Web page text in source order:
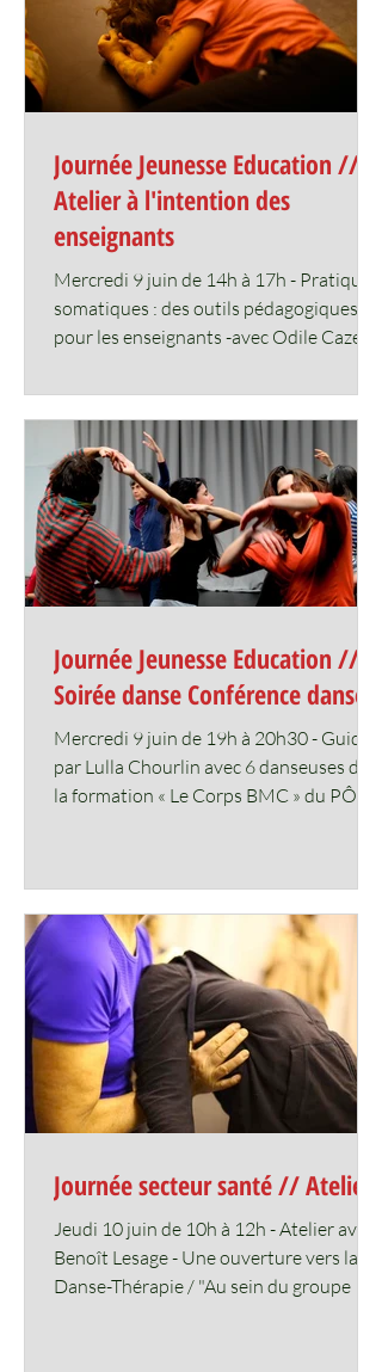
Journée Jeunesse Education //
Atelier à l'intention des
enseignants
Mercredi 9 juin de 14h à 17h - Pratiques
somatiques : des outils pédagogiques
pour les enseignants -avec Odile Cazes-
Journée Jeunesse Education //
Soirée danse Conférence dansée
Mercredi 9 juin de 19h à 20h30 - Guidée
par Lulla Chourlin avec 6 danseuses de
la formation « Le Corps BMC » du PÔLE
Journée secteur santé // Atelier
Jeudi 10 juin de 10h à 1​2h - Atelier avec
Benoît Lesage - Une ouverture vers la
Danse-Thérapie / "Au sein du groupe